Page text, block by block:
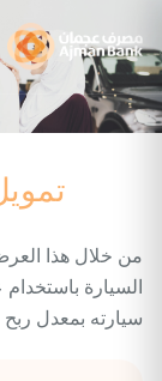
من خلال هذا
السيارة باستخدام
سيارته بمعدل